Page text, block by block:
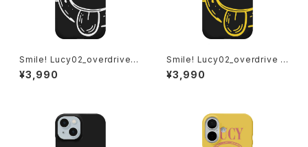
Smile! Lucy02_overdrive_a
n albino iPhoneケース 1020
-241126102
¥3,990
Smile! Lucy02_overdrive i
Phoneケース 1020-2411260
82
¥3,990